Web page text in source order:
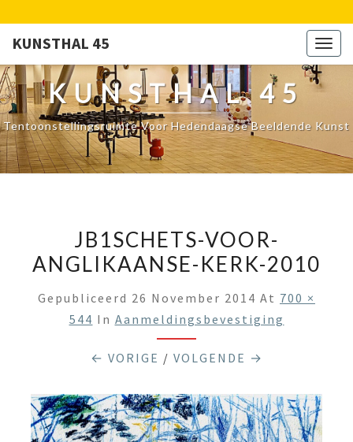
KUNSTHAL 45
KUNSTHAL 45
Tentoonstellingsruimte Voor Hedendaagse Beeldende Kunst
JB1SCHETS-VOOR-
ANGLIKAANSE-KERK-2010
Gepubliceerd 26 November 2014 At 700 ×
544 In Aanmeldingsbevestiging
← VORIGE / VOLGENDE →